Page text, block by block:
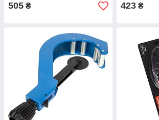
505 ₴ 423 ₴